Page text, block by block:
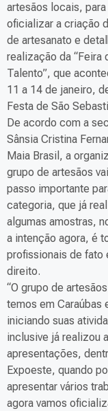
artesãos locais, para
oficializar a criação
de artesanato e
realização da “Feira
Talento”, que
11 a 14 de janeiro,
Festa de São
De acordo com a
Sânsia Cristina
Maia Brasil, a
grupo de artesãos
passo importante
categoria, que já
algumas amostras,
a intenção agora, é
profissionais de fato
direito.
“O grupo de
temos em Caraúbas
iniciando suas
inclusive já realizou
apresentações,
Expoeste, quando
apresentar vários
agora vamos